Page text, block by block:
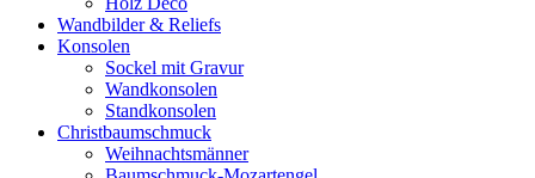
Wandbilder & Reliefs
Konsolen
Sockel mit Gravur
Wandkonsolen
Standkonsolen
Christbaumschmuck
Weihnachtsmänner